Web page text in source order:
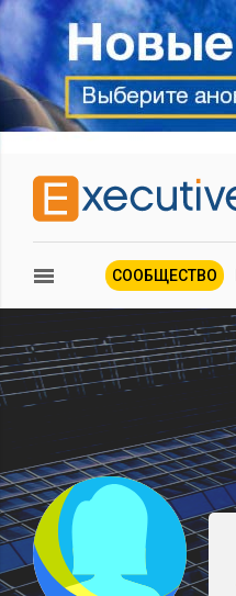
СООБЩЕСТВО